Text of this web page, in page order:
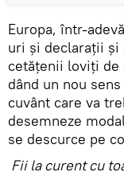
Europa, într-
uri și declarații și
cetățenii loviți de
dând un nou
cuvânt care va
desemneze
se descurce pe
Fii la curent cu